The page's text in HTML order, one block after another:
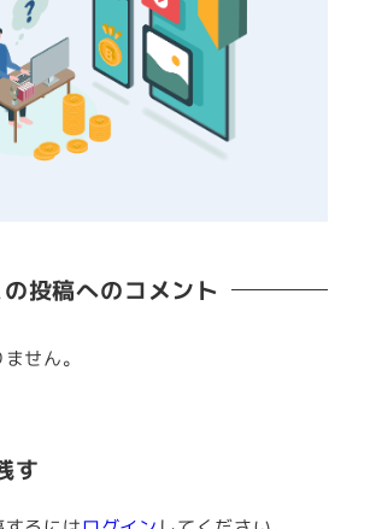
の投稿へのコメント
せん。
す